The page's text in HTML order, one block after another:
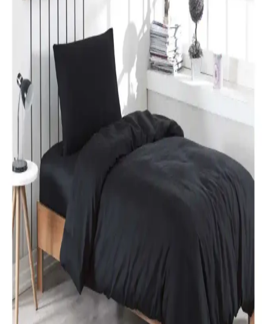
Karaca Home’un Lavin nevresim takımı, %100 pamuklu kumaşı,
Adaçayı rengi ve modern tasarımıyla yatak odalarına şıklık ve
rahatlık katıyor. Uzun ömürlü ve kolay bakım özellikleriyle ideal bir
Özdilek Colormix ve Valoroso Çift Kişilik Nevresim
Takımları Karşılaştırması
Bu karşılaştırmada Özdilek Colormix ve Valoroso nevresim
takımlarının kumaş özellikleri, tasarım ve kullanıcı yorumları detaylı
inceleniyor.
Taç Lisanslı Kuromi Temalı Tek Kişilik Pamuklu
Nevresim Takımı Detayları
%100 pamuklu Kuromi nevresim takımı, genç ve dinamik
tasarımıyla rahatlık ve şıklığı bir arada sunar. Yüksek kalite malzeme
ve pratik kullanım özellikleriyle ideal yatak odası seçeneği.
Karaca Home Nevresim Takımları Karşılaştırması:
Malzeme, Tasarım ve Kullanıcı Yorumları
İki farklı Karaca Home nevresim takımı detaylı karşılaştırmasıyla
malzeme, tasarım ve kullanıcı yorumlarını keşfedin. Konfor ve
estetik açısından önemli bilgiler içerir.
Özdilek Tek Kişilik Nevresim Takımları: Konfor ve
Şıklık Sunan Seçenekler